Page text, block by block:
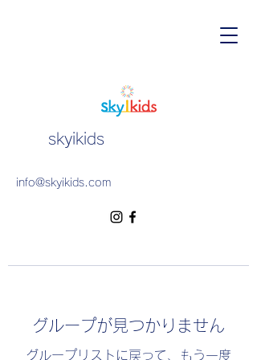
skyikids
info@skyikids.com
グループが見つかりません
グループリストに戻って、もう一度